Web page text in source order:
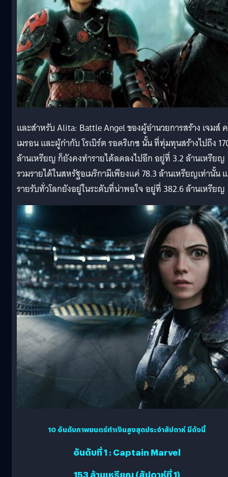
และสำหรับ Alita: Battle Angel ของผู้อำนวยการสร้าง เจมส์
เมรอน และผู้กำกับ โรเบิร์ต รอดริเกซ นั้น ที่ทุ่มทุนสร้างไปถึง
ล้านเหรียญ ก็ยังคงทำรายได้ลดลงไปอีก อยู่ที่ 3.2 ล้านเหรียญ
รวมรายได้ในสหรัฐอเมริกามีเพียงแค่ 78.3 ล้านเหรียญเท่านั้น
รายรับทั่วโลกยังอยู่ในระดับที่น่าพอใจ อยู่ที่ 382.6 ล้านเหรียญ
10 อันดับภาพยนตร์ทำเงินสูงสุดประจำสัปดาห์ มีดังนี้
อันดับที่ 1 : Captain Marvel
153 ล้านเหรียญ (สัปดาห์ที่ 1)